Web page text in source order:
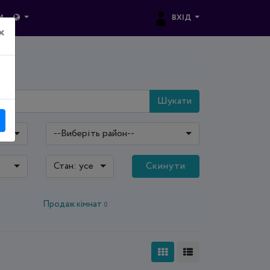
ВХІД
Шукати
--Виберіть район--
Стан: усе Скинути
Продаж кімнат 0